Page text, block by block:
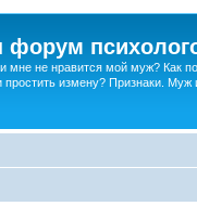
форум
мне не нравится мой муж? Как
измену? Признаки. Муж